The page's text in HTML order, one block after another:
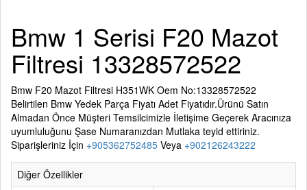
Bmw 1 Serisi F20 Mazot
Filtresi 13328572522
Bmw F20 Mazot Filtresi H351WK Oem No:13328572522
Belirtilen Bmw Yedek Parça Fiyatı Adet Fiyatıdır.Ürünü Satın
Almadan Önce Müşteri Temsilcimizle İletişime Geçerek Aracınıza
uyumluluğunu Şase Numaranızdan Mutlaka teyid ettiriniz.
Siparişleriniz İçin +905362752485 Veya +902126243222
Diğer Özellikler